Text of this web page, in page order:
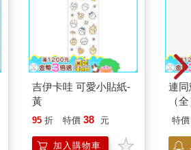
吉伊卡哇 可愛小貼紙-
黃
95 折 特價 38 元
加入購物車
連
（
特價